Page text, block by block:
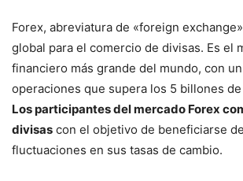
Forex, abreviatura de «foreign
global para el comercio de divisas. Es el
financiero más grande del mundo, con
operaciones que supera los 5 billones
Los participantes del mercado Forex
divisas con el objetivo de beneficiarse
fluctuaciones en sus tasas de cambio.